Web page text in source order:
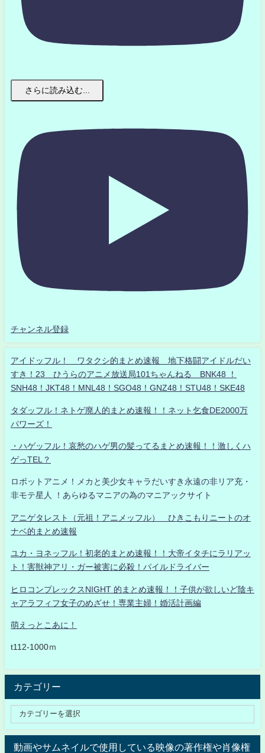
さらに読み込む...
チャンネル登録
アイドッフル！ ワタクシ的まとめ速報 地下格闘アイドルだい
すき！23 ひうらのアニメ放送局101ちゃんねる BNK48 ！
SNH48！JKT48！MNL48！SGO48！GNZ48！STU48！SKE48
タダッフル！ネトゲ廃人的まとめ速報！！ネット乞食DE2000万
パワーズ！
・ハゲッフル！哀愁のハゲ男の髪ってるまとめ速報！！激しくハ
ゲっTEL？
ロボットアニメ！メカと美少女キャラだいすき永遠の非リア充・
非モテ星人 ！あらゆるマニアの為のマニアックサイト
アニゲタレスト（元祖！アニメッフル） ひきこもりニートのオ
ナベ的まとめ速報
ユカ・ヨネッフル！初老的まとめ速報！！大帝イタチにラリアッ
ト！害獣神アリ・ガー被害に必殺！パイルドライバー
ヒロコンプレックスNIGHT 的まとめ速報！！子供が欲しいど陰キ
ャアラフィフ女子のめざせ！専業主婦！婚活計画編
萌えっとこあに！
t112-1000ｍ
カテゴリー
動画やサムネイルで使用している映像の著作権や肖像権